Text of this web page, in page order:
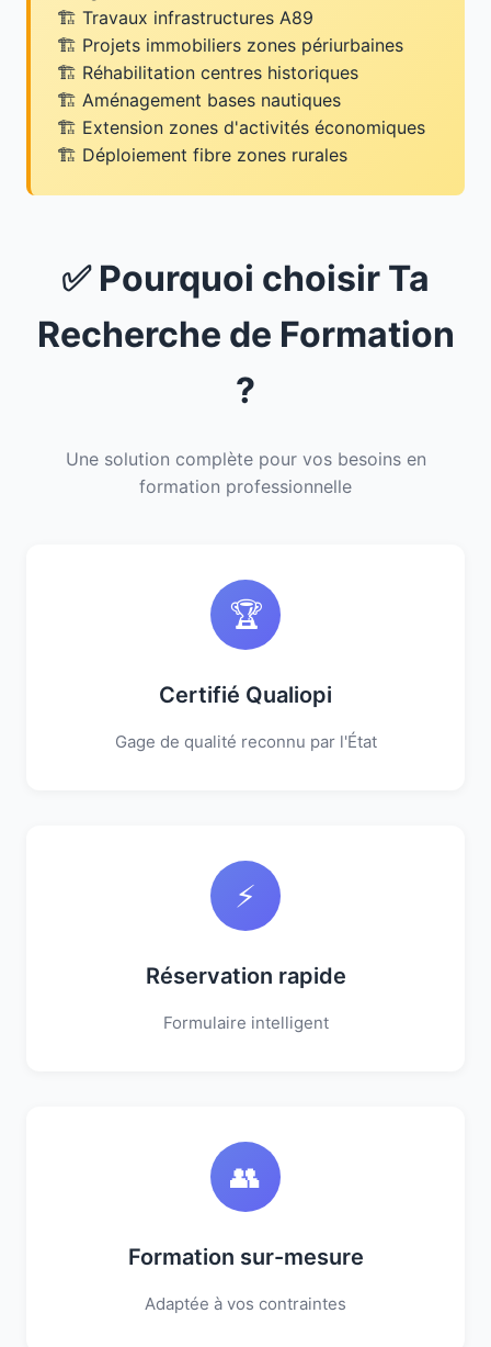
Travaux infrastructures A89
Projets immobiliers zones périurbaines
Réhabilitation centres historiques
Aménagement bases nautiques
Extension zones d'activités économiques
Déploiement fibre zones rurales
✅ Pourquoi choisir Ta
Recherche de Formation
?
Une solution complète pour vos besoins en
formation professionnelle
🏆
Certifié Qualiopi
Gage de qualité reconnu par l'État
⚡
Réservation rapide
Formulaire intelligent
👥
Formation sur-mesure
Adaptée à vos contraintes